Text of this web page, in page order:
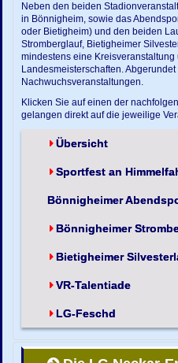
Neben den beiden
in Bönnigheim, sowie das
oder Bietigheim) und den beiden
Stromberglauf, Bietigheimer
mindestens eine
Landesmeisterschaften.
Nachwuchsveranstaltungen.
Klicken Sie auf einen der
gelangen direkt auf die jeweilige
Übersicht
Sportfest an
Bönnigheimer
Bönnigheimer
Bietigheimer
VR-Talentiade
LG-Feschd